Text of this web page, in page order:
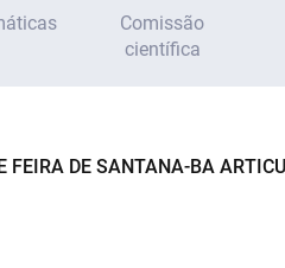
Comissão
científica
FEIRA DE SANTANA-BA